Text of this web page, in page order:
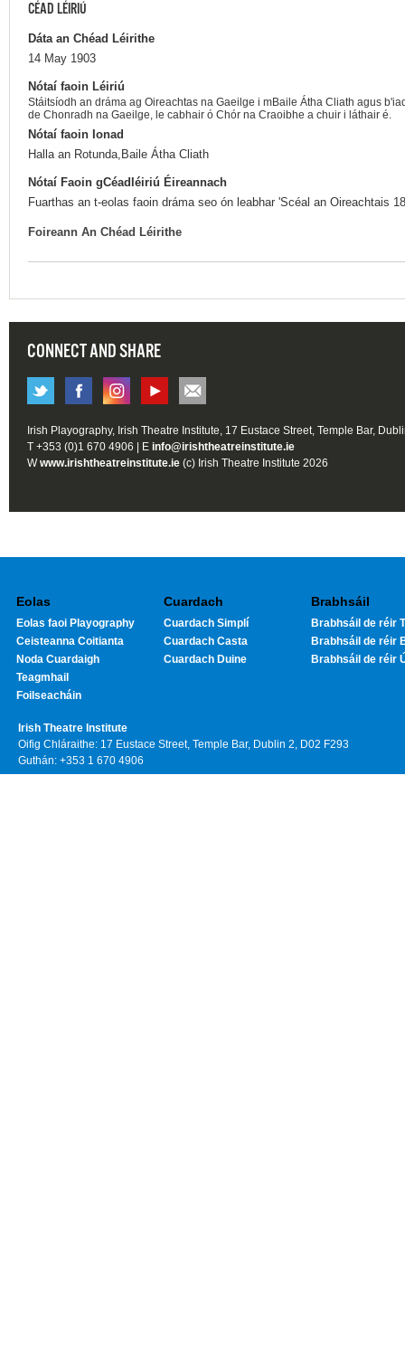
CÉAD LÉIRIÚ
Dáta an Chéad Léirithe
14 May 1903
Nótaí faoin Léiriú
Stáitsíodh an dráma ag Oireachtas na Gaeilge i mBaile Átha Cliath agus
de Chonradh na Gaeilge, le cabhair ó Chór na Craoibhe a chuir i láthair é.
Nótaí faoin Ionad
Halla an Rotunda,Baile Átha Cliath
Nótaí Faoin gCéadléiriú Éireannach
Fuarthas an t-eolas faoin dráma seo ón leabhar 'Scéal an Oireachtais
Foireann An Chéad Léirithe
CONNECT AND SHARE
Irish Playography, Irish Theatre Institute, 17 Eustace Street, Temple Bar,
T +353 (0)1 670 4906 | E info@irishtheatreinstitute.ie
Wwww.irishtheatreinstitute.ie (c) Irish Theatre Institute 2026
Eolas
Eolas faoi Playography
Ceisteanna Coitianta
Noda Cuardaigh
Teagmhail
Foilseacháin
Cuardach
Cuardach Simplí
Cuardach Casta
Cuardach Duine
Brabhsáil
Brabhsáil de réir
Brabhsáil de réir
Brabhsáil de réir
Irish Theatre Institute
Oifig Chláraithe: 17 Eustace Street, Temple Bar, Dublin 2, D02 F293
Guthán: +353 1 670 4906